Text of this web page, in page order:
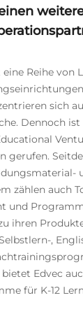
Reihe von
sich
Dennoch
gerufen.
zählen auch
und
ihren
,
Edvec
für K-12